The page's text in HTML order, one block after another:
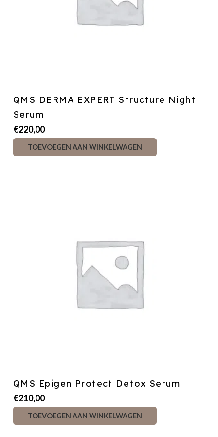
QMS DERMA EXPERT Structure Night
Serum
€220,00
TOEVOEGEN AAN WINKELWAGEN
QMS Epigen Protect Detox Serum
€210,00
TOEVOEGEN AAN WINKELWAGEN